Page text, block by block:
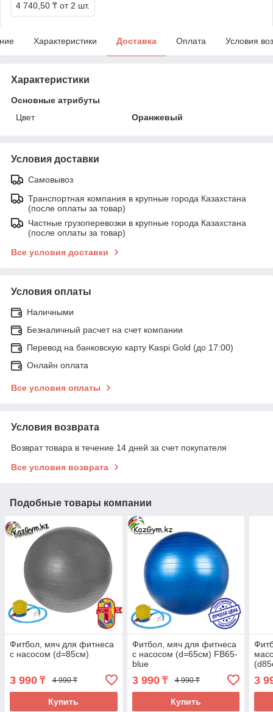
4 740,50 ₸ от 2 шт.
Характеристики Доставка Оплата Условия
Характеристики
Основные атрибуты
Цвет
Оранжевый
Условия доставки
Самовывоз
Транспортная компания в крупные города Казахстана
(после оплаты за товар)
Частные грузоперевозки в крупные города Казахстана
(после оплаты за товар)
Все условия доставки
Условия оплаты
Наличными
Безналичный расчет на счет компании
Перевод на банковскую карту Kaspi Gold (до 17:00)
Онлайн оплата
Все условия оплаты
Условия возврата
Возврат товара в течение 14 дней за счет покупателя
Все условия возврата
Подобные товары компании
Фитбол, мяч для фитнеса
с насосом (d=85см)
3 990 ₸ 4 990 ₸
Купить
Фитбол, мяч для фитнеса
с насосом (d=65см) FB65-
blue
3 990₸ 4 990 ₸
Купить
3